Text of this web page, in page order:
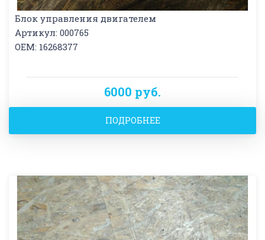
Блок управления двигателем
Артикул: 000765
OEM: 16268377
6000 руб.
ПОДРОБНЕЕ